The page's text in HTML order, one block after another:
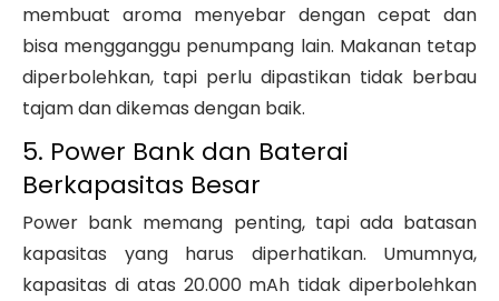
membuat aroma menyebar dengan cepat dan
bisa mengganggu penumpang lain. Makanan tetap
diperbolehkan, tapi perlu dipastikan tidak berbau
tajam dan dikemas dengan baik.
5. Power Bank dan Baterai
Berkapasitas Besar
Power bank memang penting, tapi ada batasan
kapasitas yang harus diperhatikan. Umumnya,
kapasitas di atas 20.000 mAh tidak diperbolehkan